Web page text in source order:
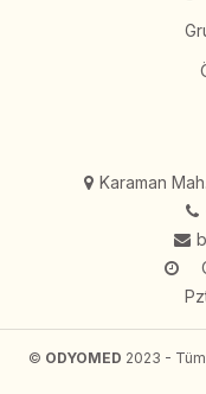
Karaman
© ODYOMED 2023 - Tüm